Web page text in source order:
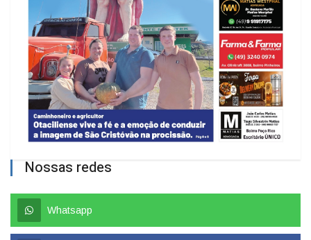
Nossas redes
Whatsapp